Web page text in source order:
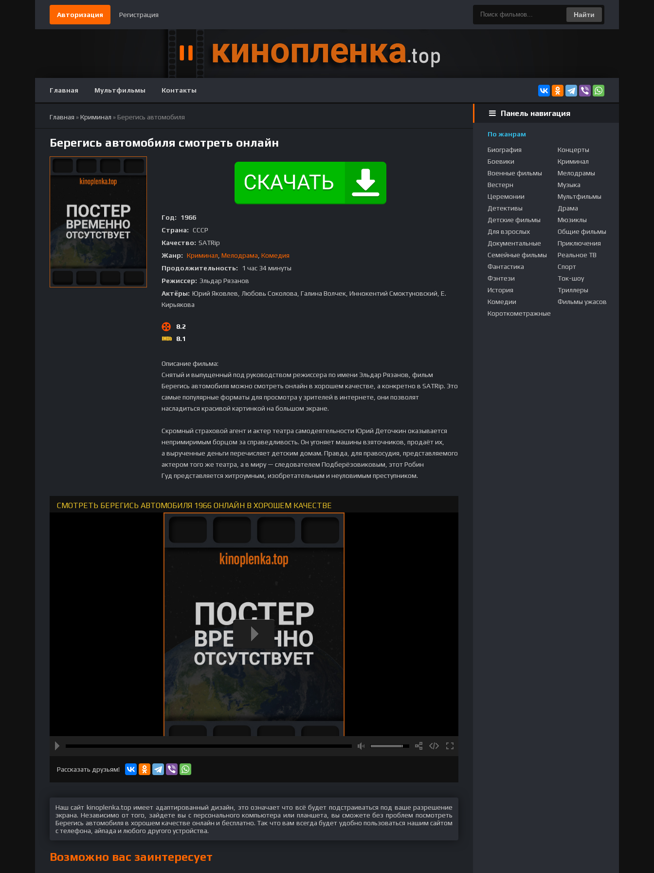
Авторизация Регистрация Найти
Главная Мультфильмы Контакты
Главная »Криминал » Берегись автомобиля
Берегись автомобиля смотреть онлайн
Год:
1966
Страна: СССР
Качество: SATRip
Жанр: Криминал Мелодрама Комедия
Продолжительность:
1 час 34 минуты
Режиссер: Эльдар Рязанов
Актёры: Юрий Яковлев, Любовь Соколова, Галина Волчек, Иннокентий Смоктуновский, Е.
Кирьякова
8.2
8.1
Описание фильма:
Снятый и выпущенный под руководством режиссера по имени Эльдар Рязанов, фильм
Берегись автомобиля можно смотреть онлайн в хорошем качестве, а конкретно в SATRip. Это
самые популярные форматы для просмотра у зрителей в интернете, они позволят
насладиться красивой картинкой на большом экране.
Скромный страховой агент и актер театра самодеятельности Юрий Деточкин оказывается
непримиримым борцом за справедливость. Он угоняет машины взяточников, продаёт их,
а вырученные деньги перечисляет детским домам. Правда, для правосудия, представляемого
актером того же театра, а в миру — следователем Подберёзовиковым, этот Робин
Гуд представляется хитроумным, изобретательным и неуловимым преступником.
СМОТРЕТЬ БЕРЕГИСЬ АВТОМОБИЛЯ 1966 ОНЛАЙН В ХОРОШЕМ КАЧЕСТВЕ
Рассказать друзьям!
Наш сайт kinoplenka.top имеет адаптированный дизайн, это означает что всё будет подстраиваться под ваше разрешение
экрана. Независимо от того, зайдете вы с персонального компьютера или планшета, вы сможете без проблем посмотреть
Берегись автомобиля в хорошем качестве онлайн и бесплатно. Так что вам всегда будет удобно пользоваться нашим сайтом
с телефона, айпада и любого другого устройства.
Возможно вас заинтересует
Панель навигация
По жанрам
Биография
Боевики
Военные фильмы
Вестерн
Церемонии
Детективы
Детские фильмы
Для взрослых
Документальные
Семейные фильмы
Фантастика
Фэнтези
История
Комедии
Короткометражные
Концерты
Криминал
Мелодрамы
Музыка
Мультфильмы
Драма
Мюзиклы
Общие фильмы
Приключения
Реальное ТВ
Спорт
Ток-шоу
Триллеры
Фильмы ужасов